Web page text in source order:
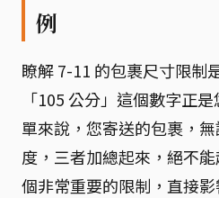
例
瞭解 7-11 的包裹尺寸限制
「105 公分」這個數字正
單來說，您寄送的包裹，
度，三者加總起來，絕不
個非常重要的限制，直接